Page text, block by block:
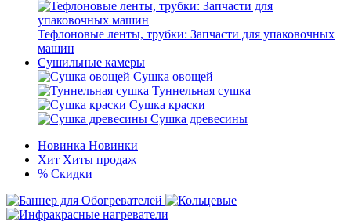
Тефлоновые ленты, трубки: Запчасти для упаковочных
машин
Сушильные камеры
Сушка овощей
Туннельная сушка
Сушка краски
Сушка древесины
Новинка Новинки
Хит Хиты продаж
% Скидки